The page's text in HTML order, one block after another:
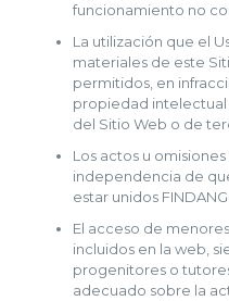
funcionamiento no
La utilización que el
materiales de este
permitidos, en
propiedad intelectual
del Sitio Web o de
Los actos u
independencia de
estar unidos
El acceso de
incluidos en la web,
progenitores o
adecuado sobre la